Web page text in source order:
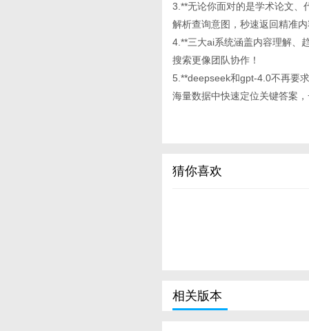
3.**无论你面对的是学术论文
解析查询意图，秒速返回精准
4.**三大ai系统涵盖内容理解、
搜索更像团队协作！
5.**deepseek和gpt-4.0不再要
海量数据中快速定位关键答案
猜你喜欢
相关版本